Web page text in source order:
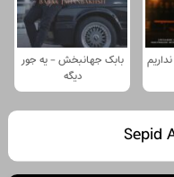
بابک جهانبخش - یه جور
دیگه
Sepid